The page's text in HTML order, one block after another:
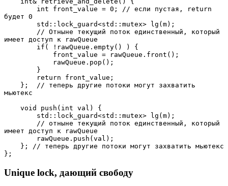
будет 0
имеет доступ к rawQueue
мьютекс
имеет доступ к rawQueue
};
Unique lock, дающий свободу